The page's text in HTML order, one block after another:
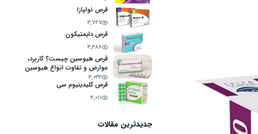
قرص نولپازا
3,747
قرص دایمتیکون
3,386
قرص هیوسین چیست؟ کاربرد،
عوارض و تفاوت انواع هیوسین
3,033
قرص کلیدینیوم سی
3,011
جدیدترین مقالات